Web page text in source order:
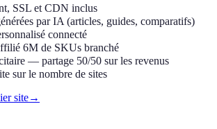
SSL et CDN inclus
par IA (articles, guides, comparatifs)
connecté
6M de SKUs branché
— partage 50/50 sur les revenus
sur le nombre de sites
site→